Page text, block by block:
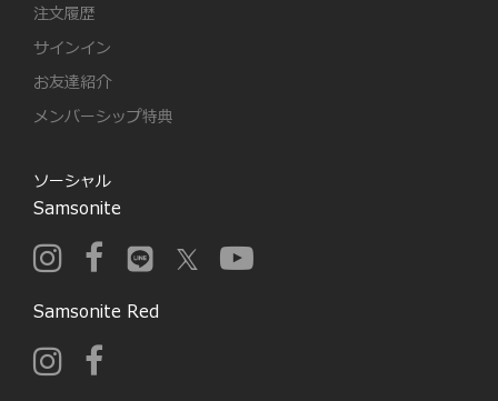
注文履歴
サインイン
お友達紹介
メンバーシップ特典
ソーシャル
Samsonite
Samsonite Red